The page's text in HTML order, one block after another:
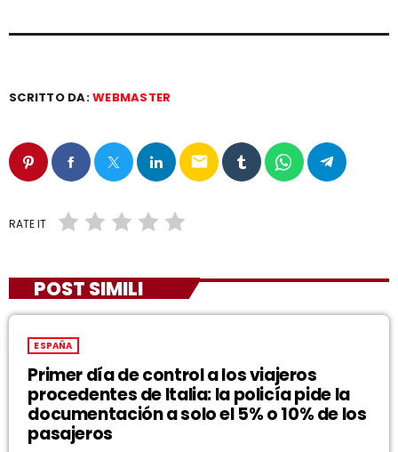
SCRITTO DA:WEBMASTER
email
RATE IT
POST SIMILI
ESPAÑA
Primer día de control a los viajeros
procedentes de Italia: la policía pide la
documentación a solo el 5% o 10% de los
pasajeros